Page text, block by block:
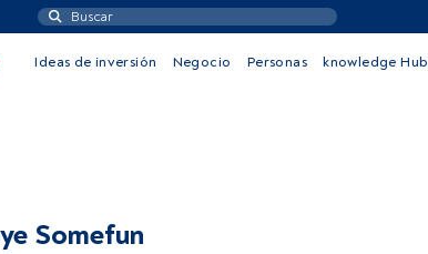
Ideas de inversión Negocio Personas knowledge Hub
Somefun